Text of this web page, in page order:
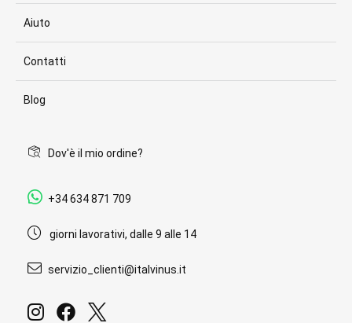
Aiuto
Contatti
Blog
Dov'è il mio ordine?
+34 634 871 709
giorni lavorativi, dalle 9 alle 14
servizio_clienti@italvinus.it